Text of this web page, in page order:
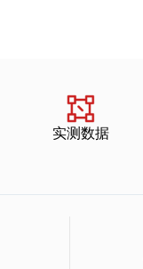
实测数据